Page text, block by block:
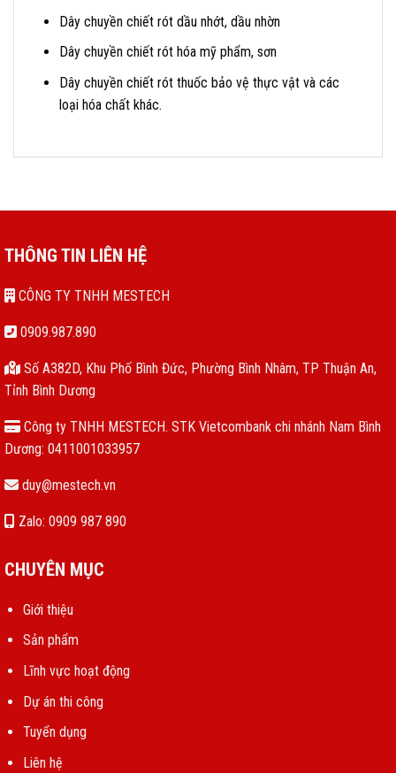
Dây chuyền chiết rót dầu nhớt, dầu nhờn
Dây chuyền chiết rót hóa mỹ phẩm, sơn
Dây chuyền chiết rót thuốc bảo vệ thực vật và các
loại hóa chất khác.
THÔNG TIN LIÊN HỆ
CÔNG TY TNHH MESTECH
0909.987.890
Số A382D, Khu Phố Bình Đức, Phường Bình Nhâm, TP Thuận An,
Tỉnh Bình Dương
Công ty TNHH MESTECH. STK Vietcombank chi nhánh Nam Bình
Dương: 0411001033957
duy@mestech.vn
Zalo: 0909 987 890
CHUYÊN MỤC
Giới thiệu
Sản phẩm
Lĩnh vực hoạt động
Dự án thi công
Tuyển dụng
Liên hệ